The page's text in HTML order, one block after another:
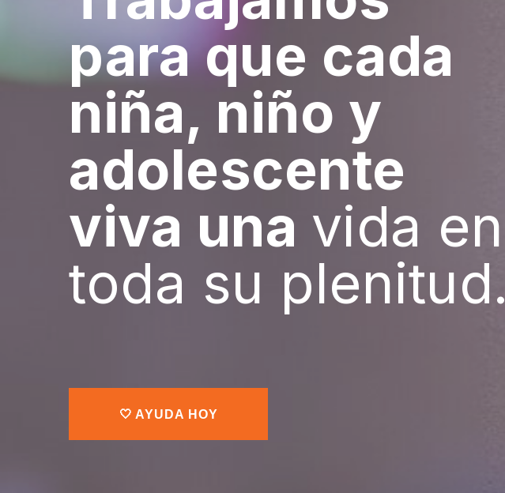
para que cada
niña, niño y
adolescente
viva una vida en
toda su plenitud.
🤍 AYUDA HOY